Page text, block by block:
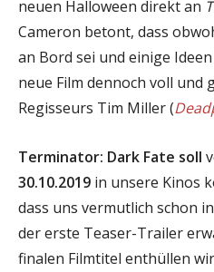
neuen Halloween direkt an
Cameron betont, dass
an Bord sei und einige
neue Film dennoch voll und
Regisseurs Tim Miller (
Terminator: Dark Fate soll
30.10.2019 in unsere Kinos
dass uns vermutlich schon
der erste Teaser-Trailer
finalen Filmtitel enthüllen